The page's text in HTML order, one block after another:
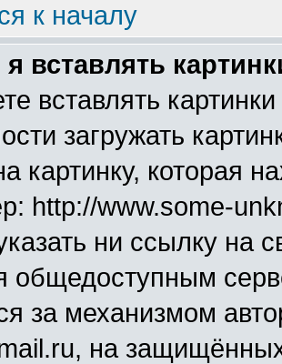
к началу
вставлять
вставлять
загружать
картинку, которая
http://www.some-
ни ссылку на
общедоступным
за механизмом
на